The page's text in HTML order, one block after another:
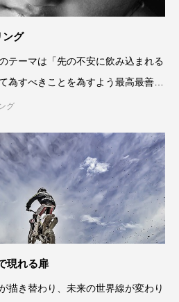
グ
テーマは「先の不安に飲み込まれる
為すべきことを為すよう最高最善に
グ
現れる扉
描き替わり、未来の世界線が変わり